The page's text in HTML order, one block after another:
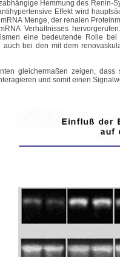
Hemmung des Renin-
Effekt wird
Menge, der renalen
Verhältnisses
eine bedeutende Rolle
auch bei den mit dem
gleichermaßen zeigen,
und somit einen